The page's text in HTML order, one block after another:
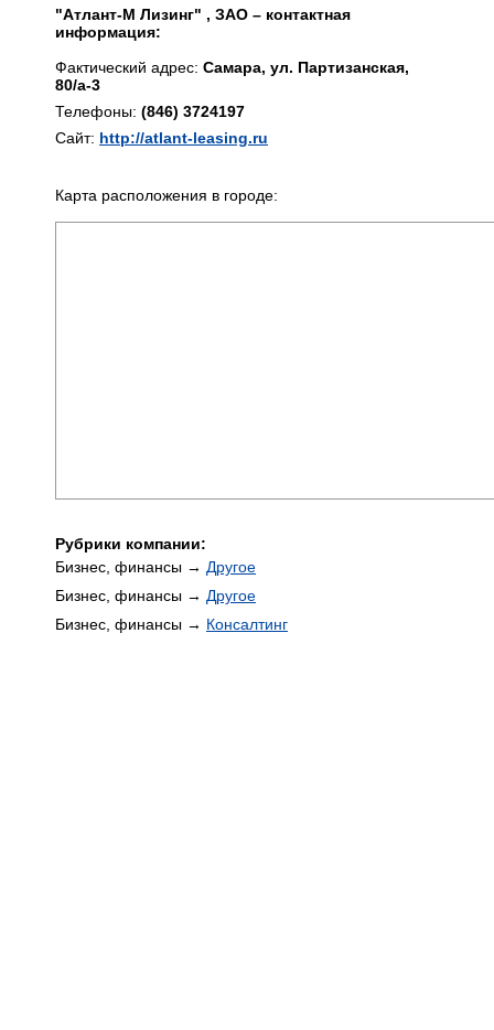
"Атлант-М Лизинг" , ЗАО – контактная
информация:
Фактический адрес: Самара, ул. Партизанская,
80/а-3
Телефоны: (846) 3724197
Сайт: http://atlant-leasing.ru
Карта расположения в городе:
Рубрики компании:
Бизнес, финансы → Другое
Бизнес, финансы → Другое
Бизнес, финансы → Консалтинг